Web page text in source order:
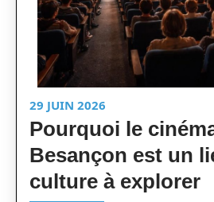
29 JUIN 2026
Pourquoi le
Besançon est un
culture à explorer